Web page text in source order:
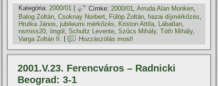
Kategória: 2000/01 | Címke: 2000/01 ,Arruda Alan Monken
Balog Zoltán,Csoknay Norbert, Fülöp Zoltán, hazai dí­jmérkőzés,
Hrutka János,jubileumi mérkőzés, Kriston Attila, Lábatlan,
nsmiss20,öngól ,Schultz Levente,Szűcs Mihály,Tóth Mihály,
Varga Zoltán II.
Hozzászólás most!
2001.V.23. Ferencváros – Radnicki
Beograd: 3-1